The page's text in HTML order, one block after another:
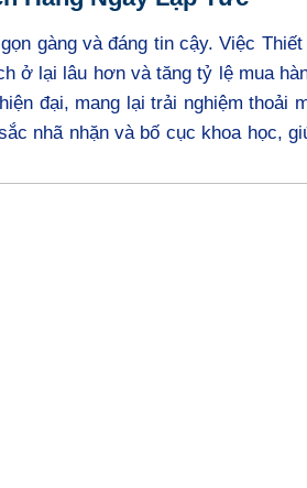
gàng và đáng tin cậy. Việc
ở lại lâu hơn và tăng tỷ lệ mua
đại, mang lại trải nghiệm thoải
nhã nhặn và bố cục khoa học,